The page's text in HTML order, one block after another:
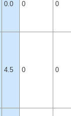
0.0 0 0
4.5 0 0